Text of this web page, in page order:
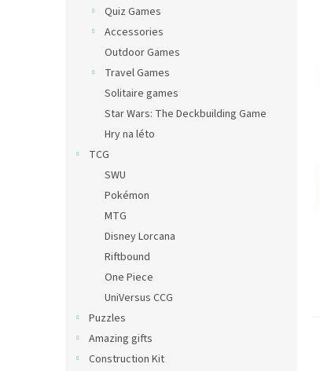
Quiz Games
Accessories
Outdoor Games
Travel Games
Solitaire games
Star Wars: The Deckbuilding Game
Hry na léto
TCG
SWU
Pokémon
MTG
Disney Lorcana
Riftbound
One Piece
UniVersus CCG
Puzzles
Amazing gifts
Construction Kit